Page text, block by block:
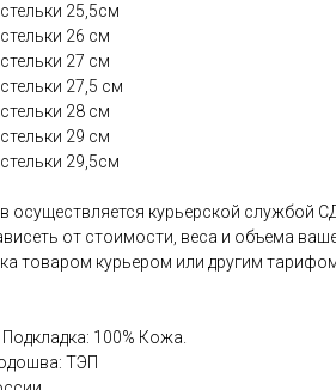
25,5см
26 см
27 см
27,5 см
28 см
29 см
29,5см
осуществляется курьерской службой
от стоимости, веса и объема
товаром курьером или другим
100% Кожа.
ТЭП